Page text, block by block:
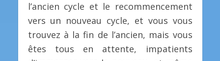
l’ancien cycle et le recommencement
vers un nouveau cycle, et vous vous
trouvez à la fin de l’ancien, mais vous
êtes tous en attente, impatients